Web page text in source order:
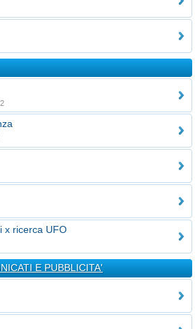
x ricerca UFO
E PUBBLICITA'